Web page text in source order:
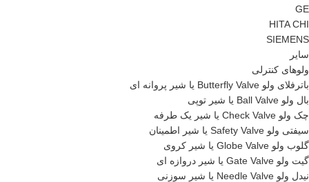
GE
HITA CHI
SIEMENS
سایر
ولوهای کنترلی
باترفلای ولو Butterfly Valve یا شیر پروانه ای
بال ولو Ball Valve یا شیر توپی
چک ولو Check Valve یا شیر یک طرفه
سیفتی ولو Safety Valve یا شیر اطمینان
گلوب ولو Globe Valve یا شیر کروی
گیت ولو Gate Valve یا شیر دروازه ای
نیدل ولو Needle Valve یا شیر سوزنی